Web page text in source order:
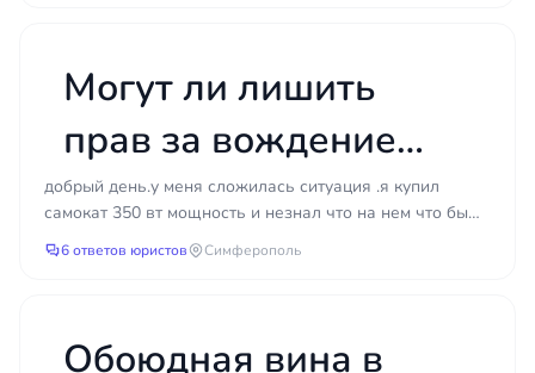
наугад: сначала получить честную оценку
ситуации от юриста, а уже потом решать, стоит ли
время, и деньги — и даёт понимание того, на что
можно рассчитывать в реальности.
Могут ли лишить
прав за вождение
электросамоката в
пьяном виде?
добрый день.у меня сложилась ситуация .я купил
самокат 350 вт мощность и незнал что на нем что бы
кататься нужны права .шлем и был у друга выпил
6 ответов юристов Симферополь
Обоюдная вина в